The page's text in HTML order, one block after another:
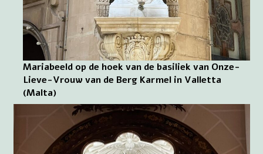
Mariabeeld op de hoek van de basiliek van Onze-
Lieve-Vrouw van de Berg Karmel in Valletta
(Malta)